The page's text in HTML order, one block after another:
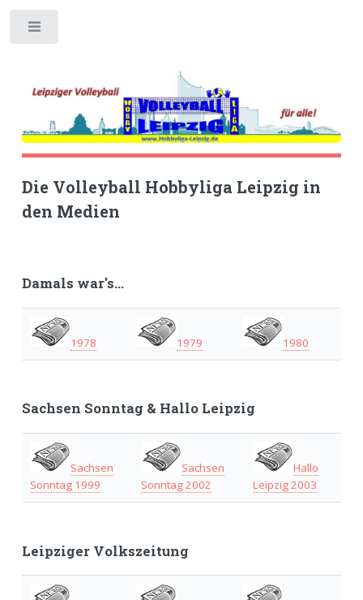
Die Volleyball Hobbyliga Leipzig in
den Medien
Damals war's...
1978 1979 1980
Sachsen Sonntag & Hallo Leipzig
Sachsen
Sonntag 1999
Sachsen
Sonntag 2002
Hallo
Leipzig 2003
Leipziger Volkszeitung